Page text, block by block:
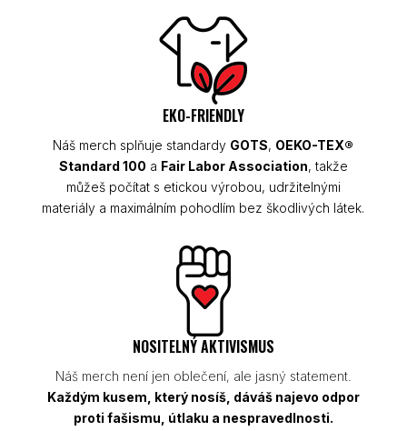
EKO-FRIENDLY
Náš merch splňuje standardy GOTS, OEKO-TEX®
Standard 100 a Fair Labor Association, takže
můžeš počítat s etickou výrobou, udržitelnými
materiály a maximálním pohodlím bez škodlivých látek.
NOSITELNÝ AKTIVISMUS
Náš merch není jen oblečení, ale jasný statement.
Každým kusem, který nosíš, dáváš najevo odpor
proti fašismu, útlaku a nespravedlnosti.